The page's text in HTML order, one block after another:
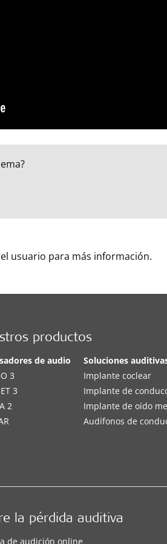
usuario para más información.
productos
de audio
3
3
2
Soluciones
Implante coclear
Implante de
Implante de oído
Audífonos de
la pérdida auditiva
de audición online